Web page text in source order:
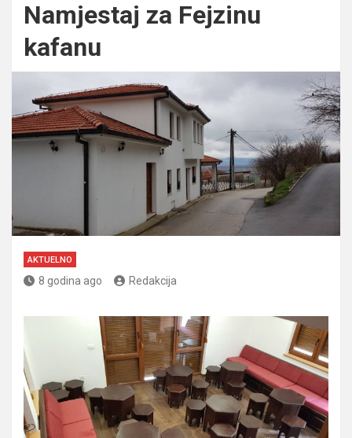
Namjestaj za Fejzinu
kafanu
AKTUELNO
8 godina ago Redakcija